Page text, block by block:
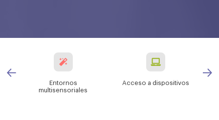
Entornos
multisensoriales
Acceso a dispositivos